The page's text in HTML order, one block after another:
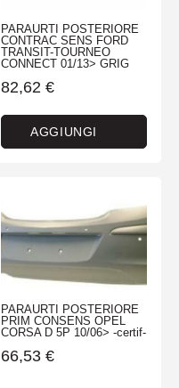
PARAURTI POSTERIORE
CONTRAC SENS FORD
TRANSIT-TOURNEO
CONNECT 01/13> GRIG
82,62 €
AGGIUNGI
PARAURTI POSTERIORE
PRIM CONSENS OPEL
CORSA D 5P 10/06> -certif-
66,53 €